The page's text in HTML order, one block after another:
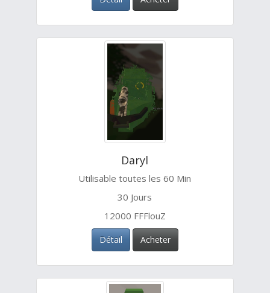
Daryl
Utilisable toutes les 60 Min
30 Jours
12000 FFFlouZ
Détail Acheter